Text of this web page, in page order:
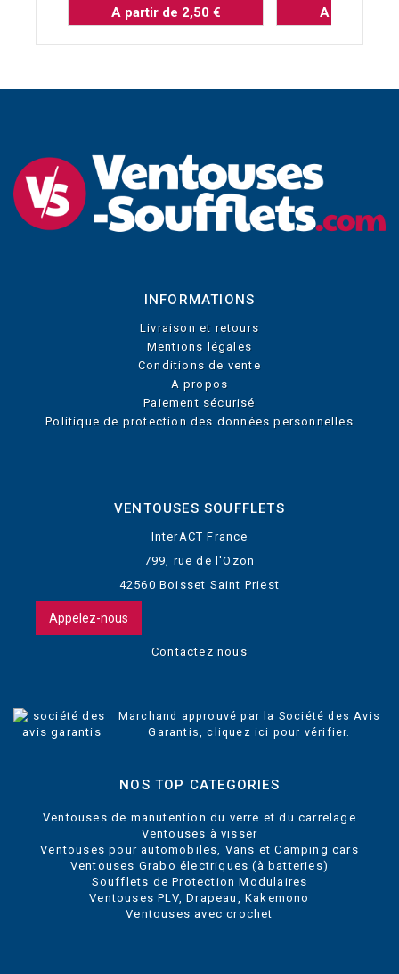
A partir de 2,50 € A partir de
INFORMATIONS
Livraison et retours
Mentions légales
Conditions de vente
A propos
Paiement sécurisé
Politique de protection des données personnelles
VENTOUSES SOUFFLETS
InterACT France
799, rue de l'Ozon
42560 Boisset Saint Priest
Appelez-nous
Contactez nous
Marchand approuvé par la Société des Avis
Garantis,cliquez ici pour vérifier
NOS TOP CATEGORIES
Ventouses de manutention du verre et du carrelage
Ventouses à visser
Ventouses pour automobiles, Vans et Camping cars
Ventouses Grabo électriques (à batteries)
Soufflets de Protection Modulaires
Ventouses PLV, Drapeau, Kakemono
Ventouses avec crochet